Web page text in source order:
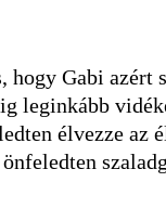
hogy Gabi
leginkább
élvezze